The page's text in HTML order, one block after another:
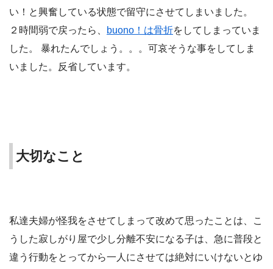
い！と興奮している状態で留守にさせてしまいました。
２時間弱で戻ったら、
buono！は骨折をしてしまっていま
した。 暴れたんでしょう。。。可哀そうな事をしてしま
いました。反省しています。
大切なこと
私達夫婦が怪我をさせてしまって改めて思ったことは、こ
うした寂しがり屋で少し分離不安になる子は、急に普段と
違う行動をとってから一人にさせては絶対にいけないとゆ